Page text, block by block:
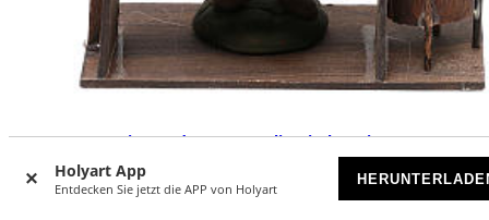
Holyart App
Entdecken Sie jetzt die APP von Holyart
Metzger mit Stand 8cm neapolitanische Krippe
AUSVERKAUFT